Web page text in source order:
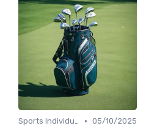
Sports Individuels et Collectifs • 05/10/2025